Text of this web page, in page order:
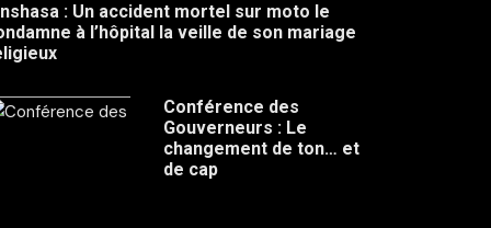
: Un accident mortel sur moto le
à l’hôpital la veille de son mariage
Conférence des
Gouverneurs : Le
changement de ton… et
de cap